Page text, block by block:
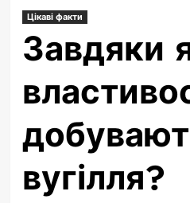
Цікаві факти
Завдяки
вугілля?